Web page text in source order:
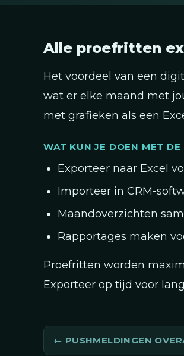
Alle proefritten
Het voordeel van een
wat er elke maand met
met grafieken als een
WAT KUN JE DOEN MET DE
Exporteer naar Excel
Importeer in CRM-
Maandoverzichten
Rapportages maken
Proefritten worden
Exporteer op tijd voor
PUSHMELDINGEN